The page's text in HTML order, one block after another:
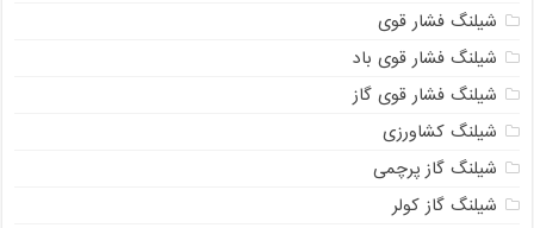
شیلنگ فشار قوی
شیلنگ فشار قوی باد
شیلنگ فشار قوی گاز
شیلنگ کشاورزی
شیلنگ گاز پرچمی
شیلنگ گاز کولر